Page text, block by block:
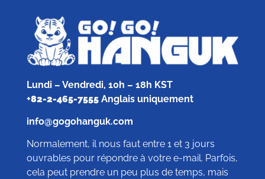
Lundi – Vendredi, 10h – 18h KST
+82-2-465-7555Anglais uniquement
info@gogohanguk.com
Normalement, il nous faut entre 1 et 3 jours
ouvrables pour répondre à votre e-mail. Parfois,
cela peut prendre un peu plus de temps, mais